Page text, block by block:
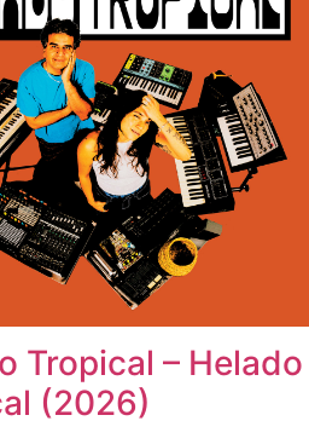
Tropical – Helado
(2026)